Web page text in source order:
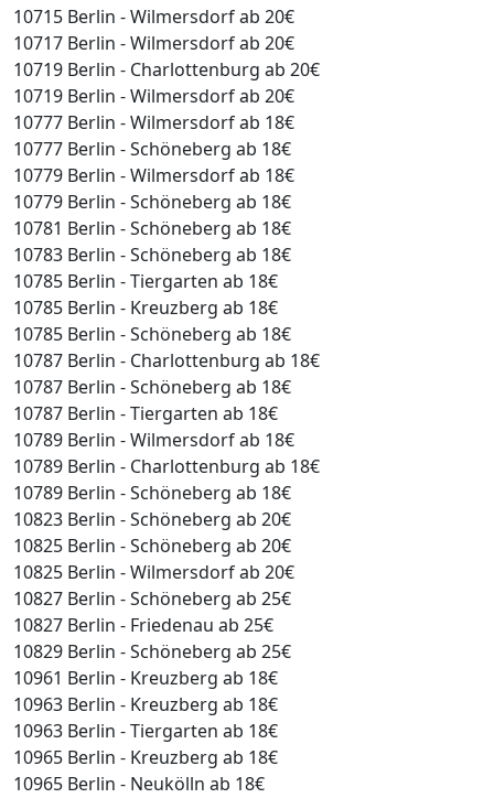
10715 Berlin - Wilmersdorf ab 20€
10717 Berlin - Wilmersdorf ab 20€
10719 Berlin - Charlottenburg ab 20€
10719 Berlin - Wilmersdorf ab 20€
10777 Berlin - Wilmersdorf ab 18€
10777 Berlin - Schöneberg ab 18€
10779 Berlin - Wilmersdorf ab 18€
10779 Berlin - Schöneberg ab 18€
10781 Berlin - Schöneberg ab 18€
10783 Berlin - Schöneberg ab 18€
10785 Berlin - Tiergarten ab 18€
10785 Berlin - Kreuzberg ab 18€
10785 Berlin - Schöneberg ab 18€
10787 Berlin - Charlottenburg ab 18€
10787 Berlin - Schöneberg ab 18€
10787 Berlin - Tiergarten ab 18€
10789 Berlin - Wilmersdorf ab 18€
10789 Berlin - Charlottenburg ab 18€
10789 Berlin - Schöneberg ab 18€
10823 Berlin - Schöneberg ab 20€
10825 Berlin - Schöneberg ab 20€
10825 Berlin - Wilmersdorf ab 20€
10827 Berlin - Schöneberg ab 25€
10827 Berlin - Friedenau ab 25€
10829 Berlin - Schöneberg ab 25€
10961 Berlin - Kreuzberg ab 18€
10963 Berlin - Kreuzberg ab 18€
10963 Berlin - Tiergarten ab 18€
10965 Berlin - Kreuzberg ab 18€
10965 Berlin - Neukölln ab 18€